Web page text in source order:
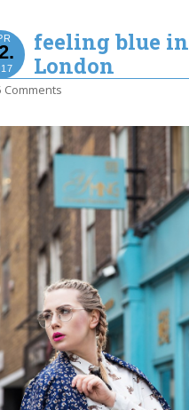
feeling blue in
London
Comments